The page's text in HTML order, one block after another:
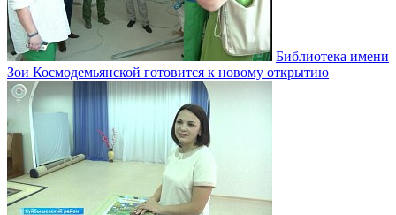
Библиотека имени
Зои Космодемьянской готовится к новому открытию